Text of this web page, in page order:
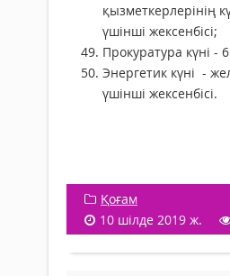
қызметкерлерінің
үшінші жексенбісі;
Прокуратура күні -
Энергетик күні -
үшінші жексенбісі.
Қоғам
10 шілде 2019 ж.